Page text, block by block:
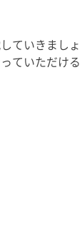
ていきましょ
ていただける